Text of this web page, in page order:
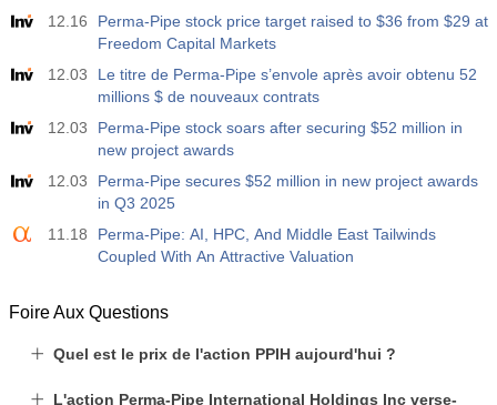
12.16
Perma-Pipe stock price target raised to $36 from $29 at
Freedom Capital Markets
12.03
Le titre de Perma-Pipe s’envole après avoir obtenu 52
millions $ de nouveaux contrats
12.03
Perma-Pipe stock soars after securing $52 million in
new project awards
12.03
Perma-Pipe secures $52 million in new project awards
in Q3 2025
11.18
Perma-Pipe: AI, HPC, And Middle East Tailwinds
Coupled With An Attractive Valuation
Foire Aux Questions
Quel est le prix de l'action PPIH aujourd'hui ?
L'action Perma-Pipe International Holdings Inc verse-